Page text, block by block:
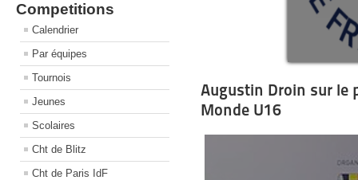
Competitions
Calendrier
Par équipes
Tournois
Jeunes
Scolaires
Cht de Blitz
Cht de Paris IdF
Augustin Droin sur le
Monde U16